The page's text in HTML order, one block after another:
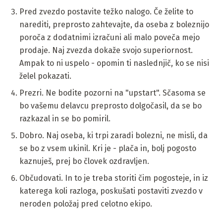
Pred zvezdo postavite težko nalogo. Če želite to
narediti, preprosto zahtevajte, da oseba z boleznijo
poroča z dodatnimi izračuni ali malo poveča mejo
prodaje. Naj zvezda dokaže svojo superiornost.
Ampak to ni uspelo - opomin ti naslednjič, ko se nisi
želel pokazati.
Prezri. Ne bodite pozorni na "upstart". Sčasoma se
bo vašemu delavcu preprosto dolgočasil, da se bo
razkazal in se bo pomiril.
Dobro. Naj oseba, ki trpi zaradi bolezni, ne misli, da
se bo z vsem ukinil. Kri je - plača in, bolj pogosto
kaznuješ, prej bo človek ozdravljen.
Občudovati. In to je treba storiti čim pogosteje, in iz
katerega koli razloga, poskušati postaviti zvezdo v
neroden položaj pred celotno ekipo.